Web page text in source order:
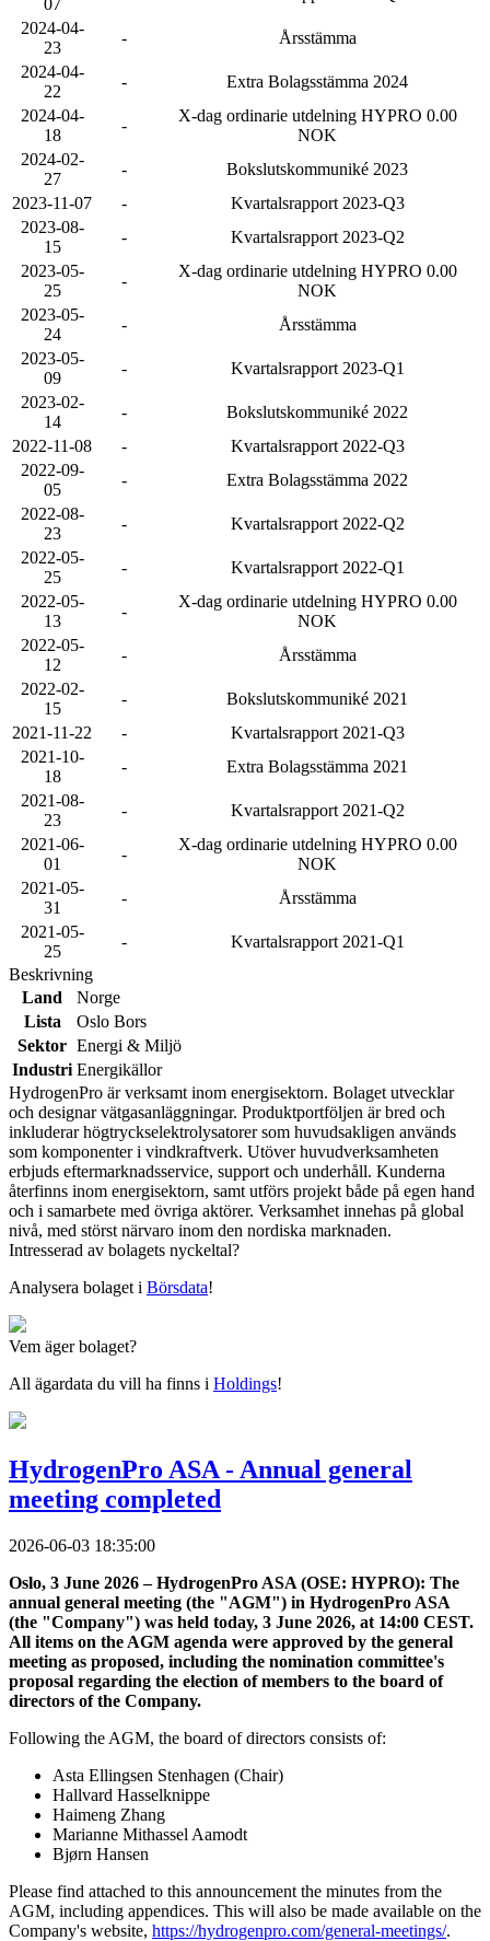
07
2024-04-
23
-
Årsstämma
2024-04-
22
-
Extra Bolagsstämma 2024
2024-04-
18
-
X-dag ordinarie utdelning HYPRO 0.00
NOK
2024-02-
27
-
Bokslutskommuniké 2023
2023-11-07
-
Kvartalsrapport 2023-Q3
2023-08-
15
-
Kvartalsrapport 2023-Q2
2023-05-
25
-
X-dag ordinarie utdelning HYPRO 0.00
NOK
2023-05-
24
-
Årsstämma
2023-05-
09
-
Kvartalsrapport 2023-Q1
2023-02-
14
-
Bokslutskommuniké 2022
2022-11-08
-
Kvartalsrapport 2022-Q3
2022-09-
05
-
Extra Bolagsstämma 2022
2022-08-
23
-
Kvartalsrapport 2022-Q2
2022-05-
25
-
Kvartalsrapport 2022-Q1
2022-05-
13
-
X-dag ordinarie utdelning HYPRO 0.00
NOK
2022-05-
12
-
Årsstämma
2022-02-
15
-
Bokslutskommuniké 2021
2021-11-22
-
Kvartalsrapport 2021-Q3
2021-10-
18
-
Extra Bolagsstämma 2021
2021-08-
23
-
Kvartalsrapport 2021-Q2
2021-06-
01
-
X-dag ordinarie utdelning HYPRO 0.00
NOK
2021-05-
31
-
Årsstämma
2021-05-
25
-
Kvartalsrapport 2021-Q1
Beskrivning
Land
Norge
Lista
Oslo Bors
Sektor Energi & Miljö
Industri Energikällor
HydrogenPro är verksamt inom energisektorn. Bolaget utvecklar
och designar vätgasanläggningar. Produktportföljen är bred och
inkluderar högtryckselektrolysatorer som huvudsakligen används
som komponenter i vindkraftverk. Utöver huvudverksamheten
erbjuds eftermarknadsservice, support och underhåll. Kunderna
återfinns inom energisektorn, samt utförs projekt både på egen hand
och i samarbete med övriga aktörer. Verksamhet innehas på global
nivå, med störst närvaro inom den nordiska marknaden.
Intresserad av bolagets nyckeltal?
Analysera bolaget i Börsdata!
Vem äger bolaget?
All ägardata du vill ha finns i Holdings!
HydrogenPro ASA - Annual general
meeting completed
2026-06-03 18:35:00
Oslo, 3 June 2026 – HydrogenPro ASA (OSE: HYPRO): The
annual general meeting (the "AGM") in HydrogenPro ASA
(the "Company") was held today, 3 June 2026, at 14:00 CEST.
All items on the AGM agenda were approved by the general
meeting as proposed, including the nomination committee's
proposal regarding the election of members to the board of
directors of the Company.
Following the AGM, the board of directors consists of:
Asta Ellingsen Stenhagen (Chair)
Hallvard Hasselknippe
Haimeng Zhang
Marianne Mithassel Aamodt
Bjørn Hansen
Please find attached to this announcement the minutes from the
AGM, including appendices. This will also be made available on the
Company's website, https://hydrogenpro.com/general-meetings/.